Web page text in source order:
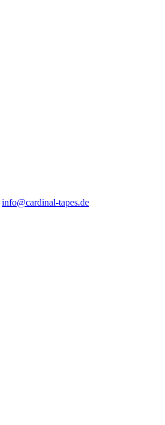
info@cardinal-tapes.de